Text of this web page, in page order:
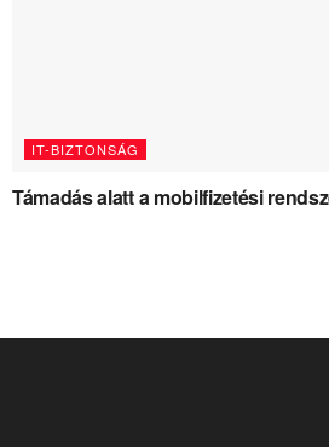
IT-BIZTONSÁG
Támadás alatt a mobilfizetési